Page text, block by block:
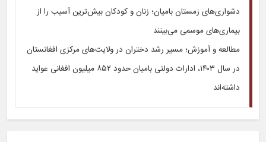
دشواری‌های زمستان بامیان؛ زنان و کودکان بیش‌ترین آسیب را از
بیماری‌های موسمی می‌بینند
مطالعه و آموزش؛ مسیر رشد دختران در ولایت‌های مرکزی افغانستان
در سال ۱۴۰۳، ادارات دولتی بامیان حدود ۸۵۲ میلیون افغانی عواید
داشته‌اند